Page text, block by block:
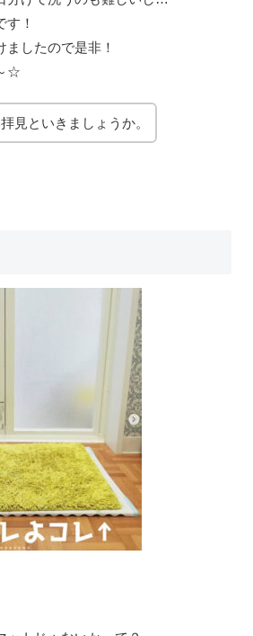
す！
ましたので是非！
☆
見といきましょうか。